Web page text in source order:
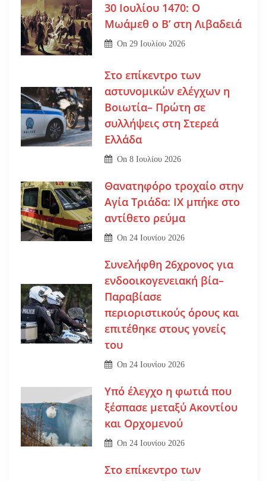
30 Ιουλίου 1470: Ο
Μωάμεθ ο Β’ στη Λιβαδειά
On29 Ιουλίου 2026
Στο επίκεντρο των
αστυνομικών ελέγχων η
Βοιωτία– Πρώτη σε
συλλήψεις στη Στερεά
Ελλάδα
On8 Ιουλίου 2026
Θανατηφόρο τροχαίο στην
Αγία Τριάδα: ΙΧ μπήκε στο
αντίθετο ρεύμα
On 24 Ιουνίου 2026
Συνελήφθη 26χρονος για
ενδοοικογενειακή βία–
Παραβίασε
περιοριστικούς όρους και
επιτέθηκε στους γονείς
του
On 24 Ιουνίου 2026
Υπό έλεγχο η φωτιά που
ξέσπασε μεταξύ Ακοντίου
και Ορχομενού
On 24 Ιουνίου 2026
Στο επίκεντρο των